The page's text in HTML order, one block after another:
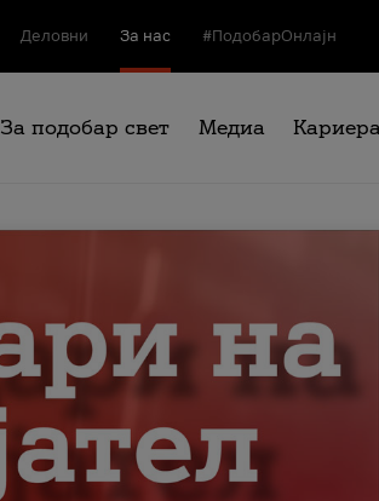
Деловни За нас #ПодобарОнлајн
За подобар свет Медиа